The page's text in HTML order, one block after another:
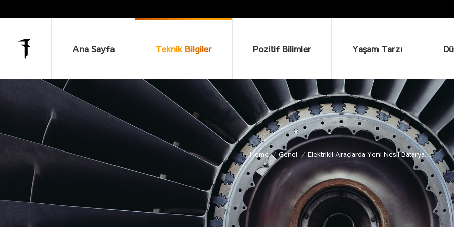
Ana Sayfa Teknik Bilgiler Pozitif Bilimler Yaşam Tarzı
You are here:
Home Genel Elektrikli Araçlarda Yeni Nesil Batarya…